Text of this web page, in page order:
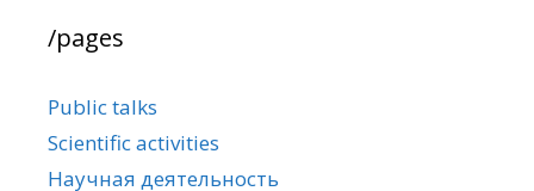
/pages
Public talks
Scientific activities
Научная деятельность